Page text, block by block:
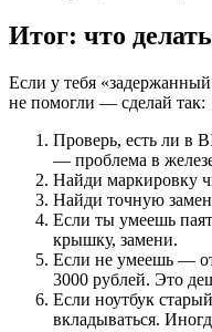
Итог: что
Если у тебя
не помогли — сделай так:
Проверь, есть ли в
— проблема в
Найди маркировку
Найди точную
Если ты умеешь
крышку, замени.
Если не умеешь —
3000 рублей. Это
Если ноутбук
вкладываться.